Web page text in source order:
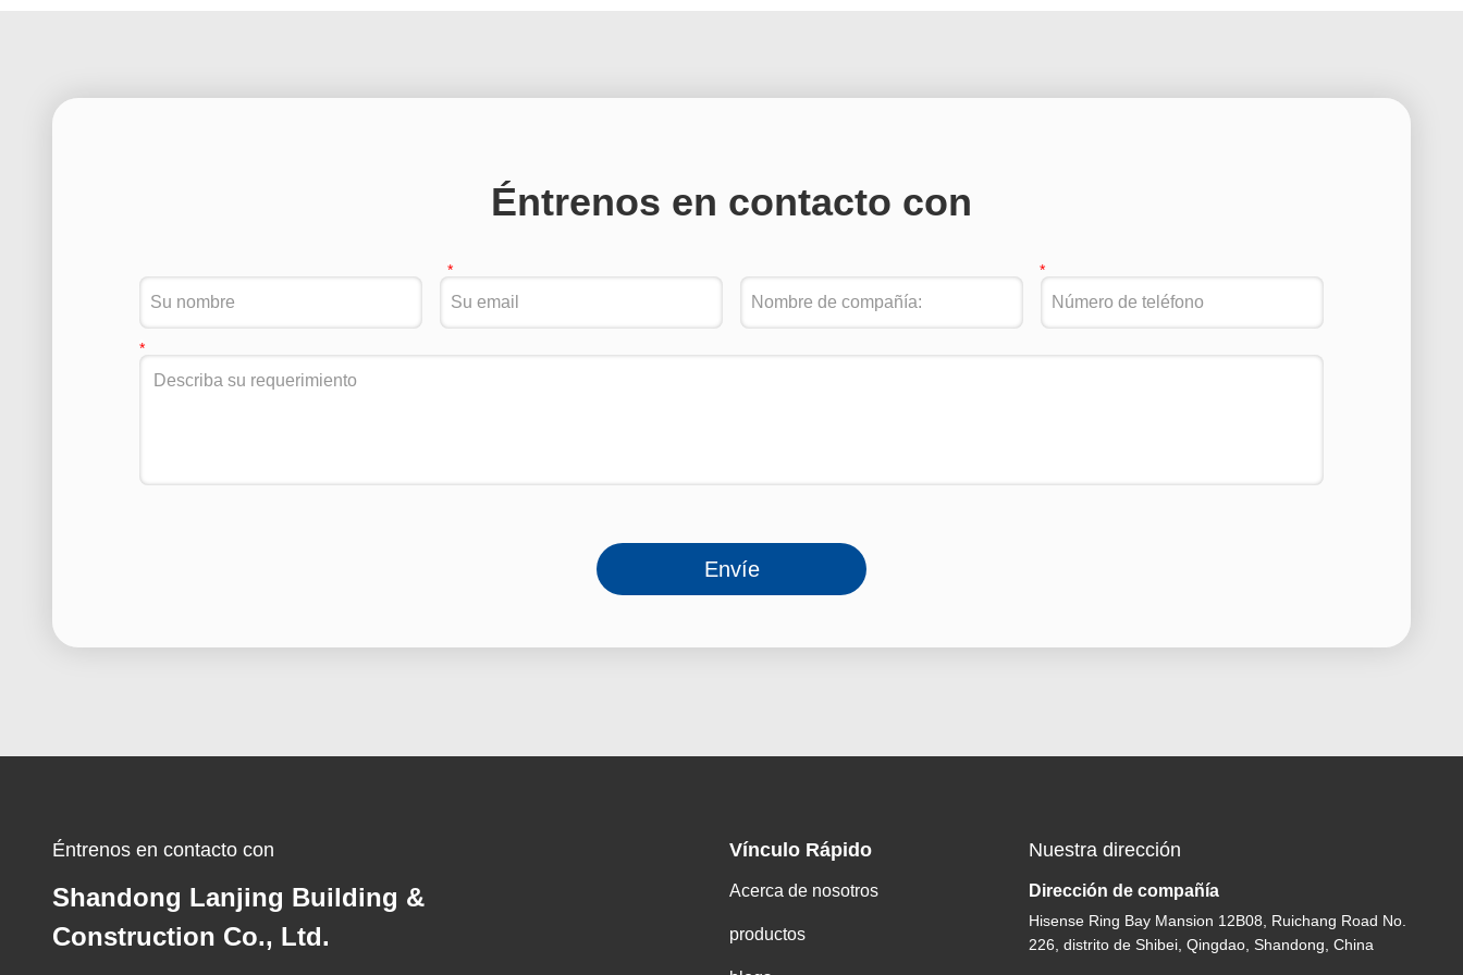
Éntrenos en contacto con
Envíe
Éntrenos en contacto con
Shandong Lanjing Building &
Construction Co., Ltd.
Vínculo Rápido
Acerca de nosotros
productos
Nuestra dirección
Dirección de compañía
Hisense Ring Bay Mansion 12B08, Ruichang Road No.
226, distrito de Shibei, Qingdao, Shandong, China